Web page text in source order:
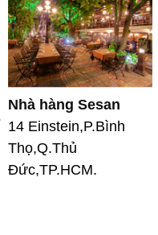
Nhà hàng Sesan
14 Einstein,P.Bình
Thọ,Q.Thủ
Đức,TP.HCM.